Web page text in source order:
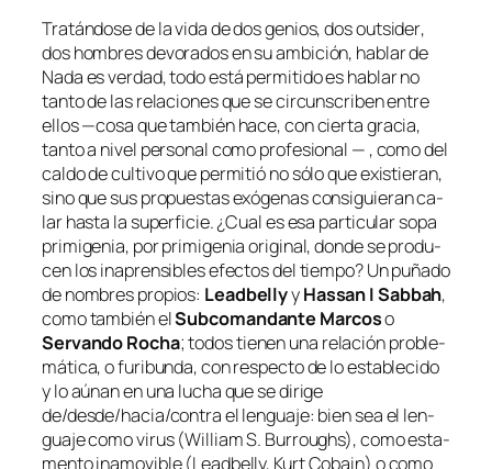
Tratándose de la vi­da de dos ge­nios, dosoutsi­der,
dos hom­bres de­vo­ra­dos en su am­bi­ción, ha­blar de
Nada es ver­dad, to­do es­tá per­mi­ti­does ha­blar no
tan­to de las re­la­cio­nes que se cir­cuns­cri­ben en­tre
ellos —co­sa que tam­bién ha­ce, con cier­ta gra­cia,
tan­to a ni­vel per­so­nal co­mo pro­fe­sio­nal — , co­mo del
cal­do de cul­ti­vo que per­mi­tió no só­lo que exis­tie­ran,
sino que sus pro­pues­tas exóge­nas con­si­guie­ran ca­
lar has­ta la su­per­fi­cie. ¿Cual es esa par­ti­cu­lar so­pa
pri­mi­ge­nia, por pri­mi­ge­nia ori­gi­nal, don­de se pro­du­
cen los in­apren­si­bles efec­tos del tiem­po? Un pu­ña­do
de nom­bres pro­pios: LeadbellyyHassan I Sabbah,
co­mo tam­bién elSubcomandante Marcoso
Servando Rocha; to­dos tie­nen una re­la­ción pro­ble­
má­ti­ca, o fu­ri­bun­da, con res­pec­to de lo es­ta­ble­ci­do
y lo aú­nan en una lu­cha que se di­ri­ge
de/desde/hacia/contra el len­gua­je: bien sea el len­
gua­je co­mo vi­rus (William S. Burroughs), co­mo es­ta­
men­to ina­mo­vi­ble (Leadbelly, Kurt Cobain) o co­mo